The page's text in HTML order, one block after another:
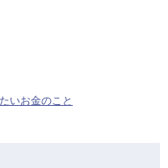
いお金のこと